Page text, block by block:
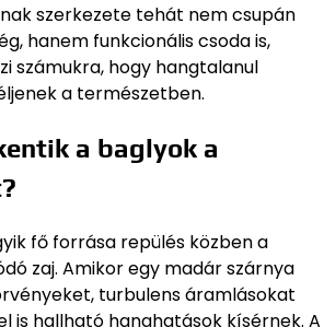
szerkezete tehát nem csupán
hanem funkcionális csoda is,
számukra, hogy hangtalanul
a természetben.
a baglyok a
fő forrása repülés közben a
zaj. Amikor egy madár szárnya
turbulens áramlásokat
is hallható hanghatások kísérnek. A